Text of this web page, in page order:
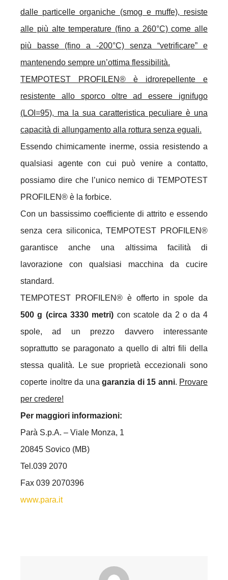
dalle particelle organiche (smog e muffe), resiste
alle più alte temperature (fino a 260°C) come alle
più basse (fino a -200°C) senza “vetrificare” e
mantenendo sempre un’ottima flessibilità.
TEMPOTEST PROFILEN® è idrorepellente e
resistente allo sporco oltre ad essere ignifugo
(LOI=95), ma la sua caratteristica peculiare è una
capacità di allungamento alla rottura senza eguali.
Essendo chimicamente inerme, ossia resistendo a
qualsiasi agente con cui può venire a contatto,
possiamo dire che l’unico nemico di TEMPOTEST
PROFILEN® è la forbice.
Con un bassissimo coefficiente di attrito e essendo
senza cera siliconica, TEMPOTEST PROFILEN®
garantisce anche una altissima facilità di
lavorazione con qualsiasi macchina da cucire
standard.
TEMPOTEST PROFILEN® è offerto in spole da
500 g (circa 3330 metri) con scatole da 2 o da 4
spole, ad un prezzo davvero interessante
soprattutto se paragonato a quello di altri fili della
stessa qualità. Le sue proprietà eccezionali sono
coperte inoltre da una garanzia di 15 anni. Provare
per credere!
Per maggiori informazioni:
Parà S.p.A. – Viale Monza, 1
20845 Sovico (MB)
Tel.039 2070
Fax 039 2070396
www.para.it